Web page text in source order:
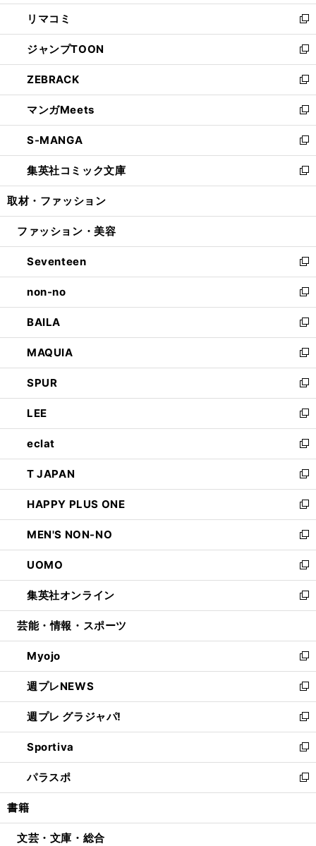
ウ
で
開
く
ン
ド
ウ
で
開
く
ウ
ィ
ン
ド
ウ
で
開
く
し
い
ウ
ィ
ン
ド
ウ
で
開
く
リマコミ
新
し
い
ウ
ィ
ン
ド
ウ
で
開
く
ジャンプTOON
新
し
い
ウ
ィ
ン
ド
ウ
で
開
ZEBRACK
新
し
い
ウ
ィ
ン
ド
ウ
開
マンガMeets
新
し
い
ウ
ィ
ン
ウ
開
く
S-MANGA
新
し
い
ウ
ン
ウ
で
開
く
集英社コミック文庫
新
し
ウ
ン
ド
ウ
で
開
く
取材・ファッション
ファッション・美容
Seventeen
新
し
い
ウ
ィ
ン
ド
ウ
で
開
く
non-no
新
し
い
ウ
ィ
ン
ド
ウ
で
開
く
BAILA
新
し
い
ウ
ィ
ン
ド
ウ
で
開
く
MAQUIA
新
し
い
ウ
ィ
ン
ド
ウ
で
開
く
SPUR
新
し
い
ウ
ィ
ン
ド
ウ
で
開
く
LEE
新
し
い
ウ
ィ
ン
ド
ウ
で
開
く
eclat
新
し
い
ウ
ィ
ン
ド
ウ
で
開
く
T JAPAN
新
し
い
ウ
ィ
ン
ド
ウ
で
開
HAPPY PLUS ONE
新
し
い
ウ
ィ
ン
ド
ウ
開
く
MEN'S NON-NO
新
し
い
ウ
ィ
ン
ウ
で
開
く
UOMO
新
し
い
ウ
ン
ド
ウ
で
開
く
集英社オンライン
新
し
ウ
ィ
ン
ド
ウ
で
開
く
芸能・情報・スポーツ
Myojo
新
し
い
ウ
ィ
ン
ド
ウ
で
開
週プレNEWS
新
し
い
ウ
ィ
ン
ド
ウ
開
週プレ グラジャパ!
新
し
い
ウ
ィ
ン
ウ
Sportiva
新
し
い
ウ
ン
パラスポ
新
し
ウ
書籍
文芸・文庫・総合